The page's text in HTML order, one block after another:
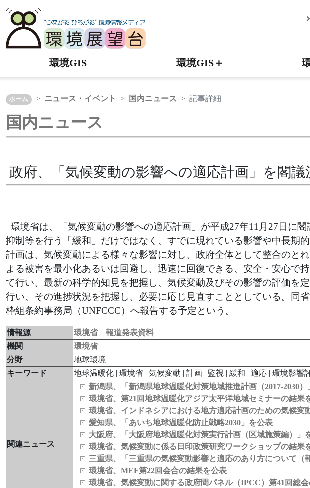
環境GIS 環境GIS＋
ホーム ニュース・イベント 国内ニュース 記事詳細
国内ニュース
政府、「気候変動の影響への適応計画」を閣議
環境省は、「気候変動の影響への適応計画」が平成27年11月27日に
抑制等を行う「緩和」だけではなく、すでに現れている影響や中長期
計画は、気候変動による様々な影響に対し、政府全体として整合のと
よる被害を最小化あるいは回避し、迅速に回復できる、安全・安心で
て行い、最新の科学的知見を把握し、気候変動及びその影響の評価を
行い、その進捗状況を把握し、必要に応じ見直すこととしている。同
枠組条約事務局（UNFCCC）へ報告する予定という。
情報源
環境省 報道発表資料
機関
環境省
分野
地球環境
キーワード
地球温暖化 | 環境省 | 気候変動 | 計画 | 監視 | 緩和 | 適応 | 環境影響
関連ニュース
新潟県、「新潟県地球温暖化対策地域推進計画（2017-2030）
環境省、第21回地球温暖化アジア太平洋地域セミナーの結果
環境省、インドネシアにおける地方適応計画のための気候
愛知県、「あいち地球温暖化防止戦略2030」を公表
大阪府、「大阪府地球温暖化対策実行計画（区域施策編）」
環境省、気候変動に係る日印政策研究ワークショップの結果
三重県、「三重県の気候変動影響と適応のあり方について（
環境省、MEF第22回会合の結果を公表
環境省、気候変動に関する政府間パネル（IPCC）第41回総